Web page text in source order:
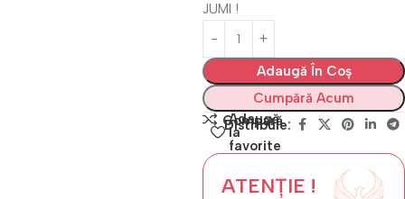
JUMI !
Adaugă În Coș
Cumpără Acum
Compară
Adaugă
la
favorite
Distribuie:
ATENȚIE !